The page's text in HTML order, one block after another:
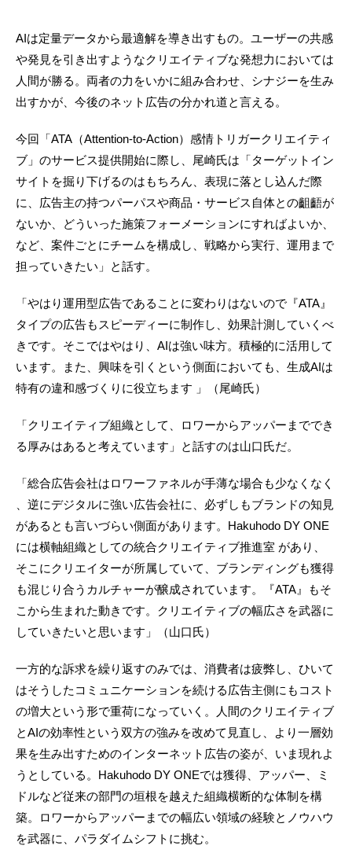
AIは定量データから最適解を導き出すもの。ユーザーの共感
や発見を引き出すようなクリエイティブな発想力においては
人間が勝る。両者の力をいかに組み合わせ、シナジーを生み
出すかが、今後のネット広告の分かれ道と言える。
今回「ATA（Attention-to-Action）感情トリガークリエイティ
ブ」のサービス提供開始に際し、尾崎氏は「ターゲットイン
サイトを掘り下げるのはもちろん、表現に落とし込んだ際
に、広告主の持つパーパスや商品・サービス自体との齟齬が
ないか、どういった施策フォーメーションにすればよいか、
など、案件ごとにチームを構成し、戦略から実行、運用まで
担っていきたい」と話す。
「やはり運用型広告であることに変わりはないので『ATA』
タイプの広告もスピーディーに制作し、効果計測していくべ
きです。そこではやはり、AIは強い味方。積極的に活用して
います。また、興味を引くという側面においても、生成AIは
特有の違和感づくりに役立ちます 」（尾崎氏）
「クリエイティブ組織として、ロワーからアッパーまででき
る厚みはあると考えています」と話すのは山口氏だ。
「総合広告会社はロワーファネルが手薄な場合も少なくなく
、逆にデジタルに強い広告会社に、必ずしもブランドの知見
があるとも言いづらい側面があります。Hakuhodo DY ONE
には横軸組織としての統合クリエイティブ推進室 があり、
そこにクリエイターが所属していて、ブランディングも獲得
も混じり合うカルチャーが醸成されています。『ATA』もそ
こから生まれた動きです。クリエイティブの幅広さを武器に
していきたいと思います」（山口氏）
一方的な訴求を繰り返すのみでは、消費者は疲弊し、ひいて
はそうしたコミュニケーションを続ける広告主側にもコスト
の増大という形で重荷になっていく。人間のクリエイティブ
とAIの効率性という双方の強みを改めて見直し、より一層効
果を生み出すためのインターネット広告の姿が、いま現れよ
うとしている。Hakuhodo DY ONEでは獲得、アッパー、ミ
ドルなど従来の部門の垣根を越えた組織横断的な体制を構
築。ロワーからアッパーまでの幅広い領域の経験とノウハウ
を武器に、パラダイムシフトに挑む。